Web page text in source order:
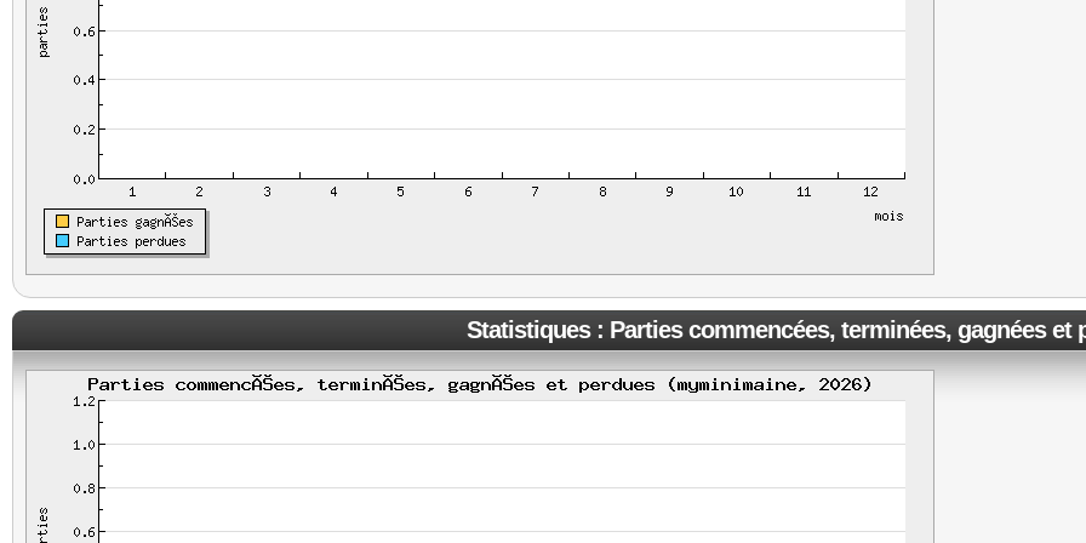
Statistiques : Parties commencées, terminées, gagnées et